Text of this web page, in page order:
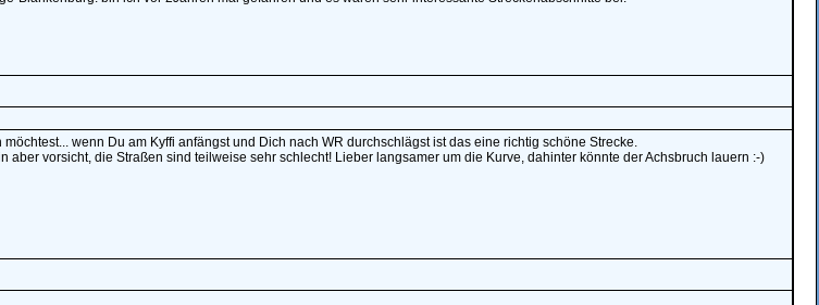
wenn Du am Kyffi anfängst und Dich nach WR durchschlägst ist das eine richtig schöne Strecke.
aber vorsicht, die Straßen sind teilweise sehr schlecht! Lieber langsamer um die Kurve, dahinter könnte der Achsbruch lauern :-)